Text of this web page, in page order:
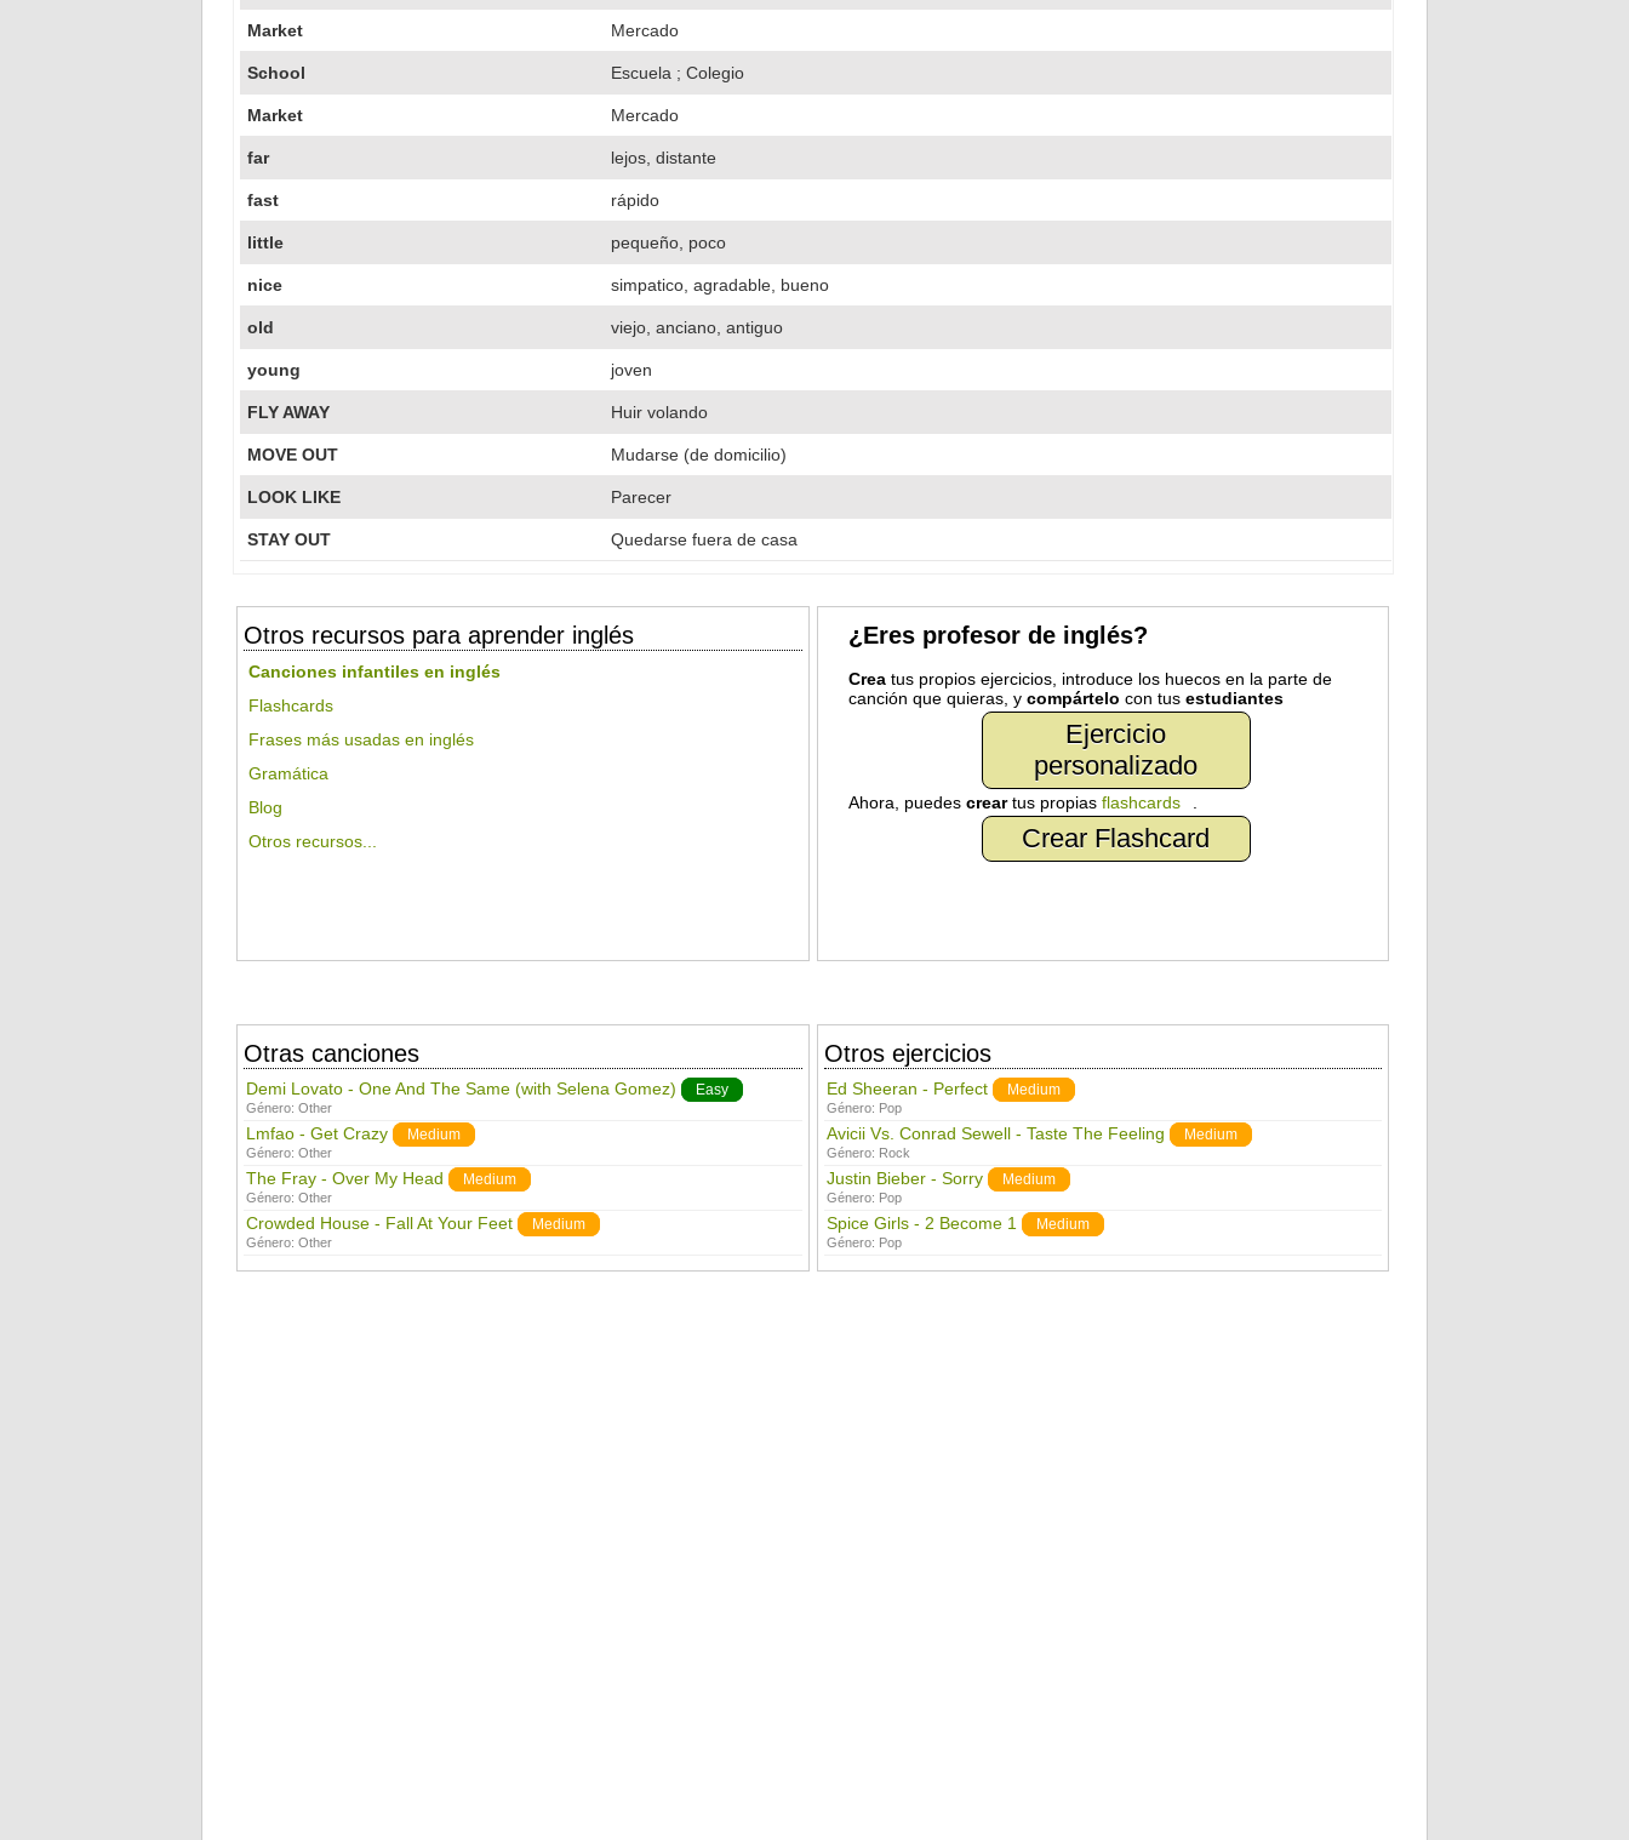
Market Mercado
School Escuela ; Colegio
Market Mercado
far lejos, distante
fast rápido
little pequeño, poco
nice simpatico, agradable, bueno
old viejo, anciano, antiguo
young joven
FLY AWAY Huir volando
MOVE OUT Mudarse (de domicilio)
LOOK LIKE Parecer
STAY OUT Quedarse fuera de casa
Otros recursos para aprender inglés
Canciones infantiles en inglés
Flashcards
Frases más usadas en inglés
Gramática
Blog
Otros recursos...
¿Eres profesor de inglés?
Creatus propios ejercicios, introduce los huecos en la parte de
canción que quieras, y compártelo con tus estudiantes
Ejercicio
personalizado
Ahora, puedes creartus propias flashcards
Crear Flashcard
Otras canciones
Demi Lovato - One And The Same (with Selena Gomez) Easy
Género: Other
Lmfao - Get Crazy Medium
Género: Other
The Fray - Over My Head Medium
Género: Other
Crowded House - Fall At Your Feet Medium
Género: Other
Otros ejercicios
Ed Sheeran - Perfect Medium
Género: Pop
Avicii Vs. Conrad Sewell - Taste The Feeling Medium
Género: Rock
Justin Bieber - Sorry Medium
Género: Pop
Spice Girls - 2 Become 1 Medium
Género: Pop